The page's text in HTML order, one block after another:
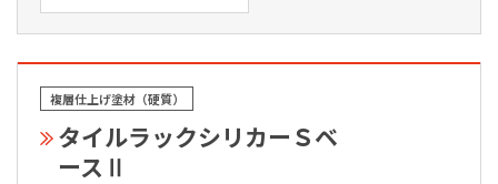
複層仕上げ塗材（硬質）
タイルラックシリカーＳベ
ースⅡ